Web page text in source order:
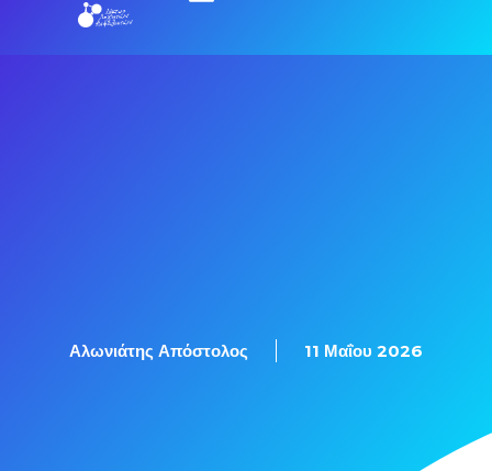
Αλωνιάτης Απόστολος 11 Μαΐου 2026